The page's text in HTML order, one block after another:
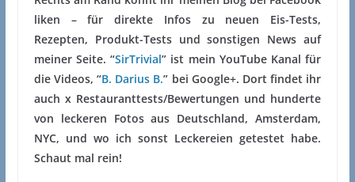
liken – für direkte Infos zu neuen Eis-Tests,
Rezepten, Produkt-Tests und sonstigen News auf
meiner Seite. “SirTrivial” ist mein YouTube Kanal für
die Videos, “B. Darius B.” bei Google+. Dort findet ihr
auch x Restauranttests/Bewertungen und hunderte
von leckeren Fotos aus Deutschland, Amsterdam,
NYC, und wo ich sonst Leckereien getestet habe.
Schaut mal rein!